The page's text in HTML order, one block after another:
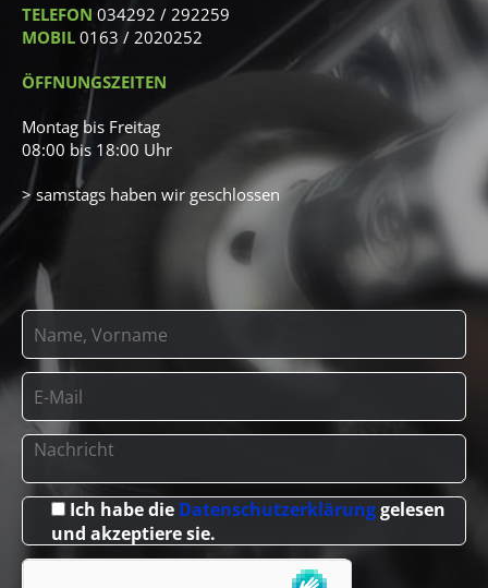
TELEFON 034292 / 292259
MOBIL 0163 / 2020252
ÖFFNUNGSZEITEN
Montag bis Freitag
08:00 bis 18:00 Uhr
> samstags haben wir geschlossen
Ich habe die Datenschutzerklärunggelesen
und akzeptiere sie.